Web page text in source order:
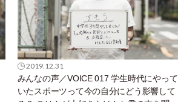
2019.12.31
みんなの声／VOICE 017 学生時代にやって
いたスポーツって今の自分にどう影響して